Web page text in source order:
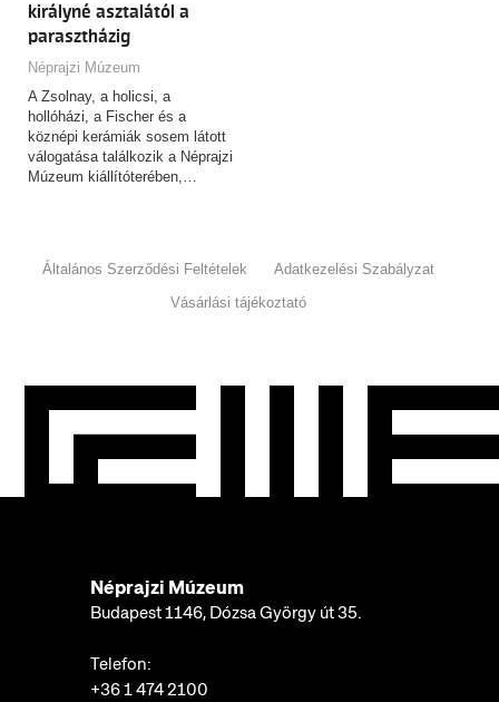
királyné asztalától a
parasztházig
Néprajzi Múzeum
A Zsolnay, a holicsi, a
hollóházi, a Fischer és a
köznépi kerámiák sosem látott
válogatása találkozik a Néprajzi
Múzeum kiállítóterében,…
Általános Szerződési Feltételek
Adatkezelési Szabályzat
Vásárlási tájékoztató
Néprajzi Múzeum
Budapest 1146, Dózsa György út 35.
Telefon:
+36 1 474 2100